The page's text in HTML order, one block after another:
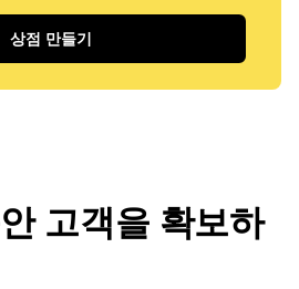
상점 만들기
고객을 확보하